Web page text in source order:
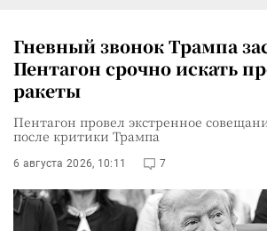
Гневный звонок Трампа
Пентагон срочно искать
ракеты
Пентагон провел экстренное
после критики Трампа
6 августа 2026, 10:11 7